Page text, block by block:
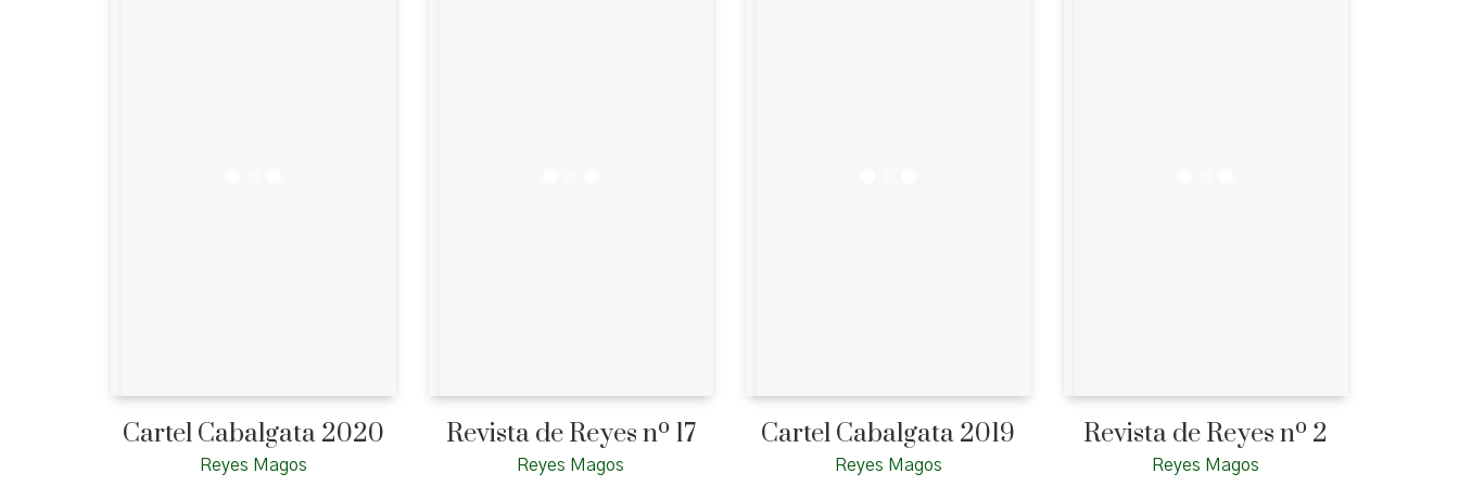
Cartel Cabalgata 2020
Reyes Magos
Revista de Reyes nº 17
Reyes Magos
Cartel Cabalgata 2019
Reyes Magos
Revista de Reyes nº 2
Reyes Magos